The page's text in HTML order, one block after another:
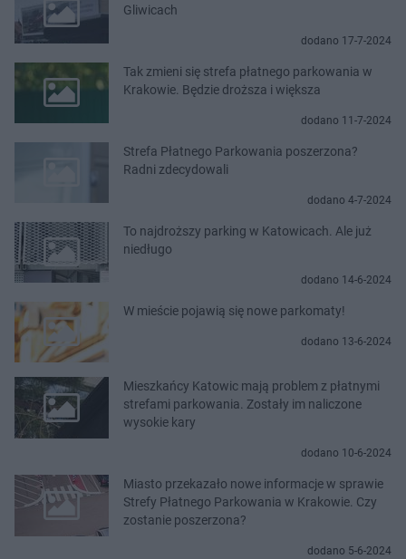
Gliwicach
dodano 17-7-2024
Tak zmieni się strefa płatnego parkowania w
Krakowie. Będzie droższa i większa
dodano 11-7-2024
Strefa Płatnego Parkowania poszerzona?
Radni zdecydowali
dodano 4-7-2024
To najdroższy parking w Katowicach. Ale już
niedługo
dodano 14-6-2024
W mieście pojawią się nowe parkomaty!
dodano 13-6-2024
Mieszkańcy Katowic mają problem z płatnymi
strefami parkowania. Zostały im naliczone
wysokie kary
dodano 10-6-2024
Miasto przekazało nowe informacje w sprawie
Strefy Płatnego Parkowania w Krakowie. Czy
zostanie poszerzona?
dodano 5-6-2024